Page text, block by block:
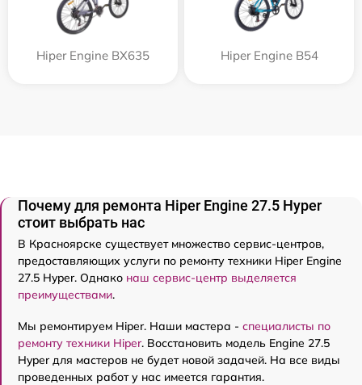
Hiper Engine BX635 Hiper Engine B54
Почему для ремонта Hiper Engine 27.5 Нyper
стоит выбрать нас
В Красноярске существует множество сервис-центров,
предоставляющих услуги по ремонту техники Hiper Engine
27.5 Нyper. Однако наш сервис-центр выделяется
преимуществами.
Мы ремонтируем Hiper. Наши мастера - специалисты по
ремонту техники Hiper. Восстановить модель Engine 27.5
Нyper для мастеров не будет новой задачей. На все виды
проведенных работ у нас имеется гарантия.